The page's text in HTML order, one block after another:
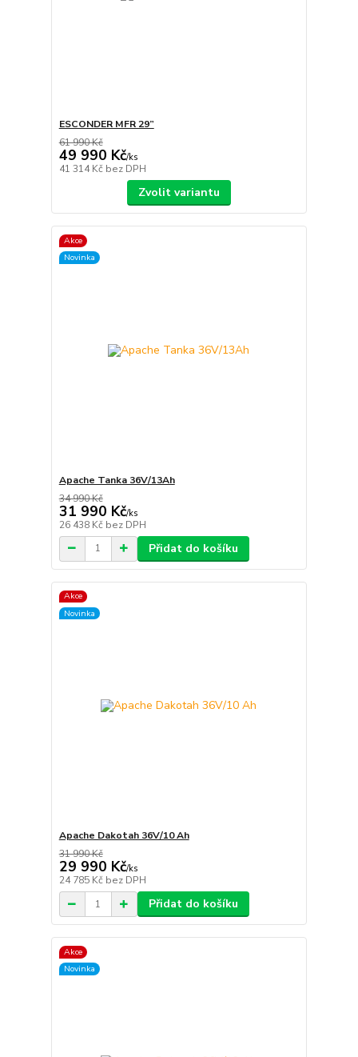
ESCONDER MFR 29”
61 990 Kč
49 990 Kč/ks
41 314 Kč bez DPH
Zvolit variantu
Akce
Novinka
Apache Tanka 36V/13Ah
34 990 Kč
31 990 Kč/ks
26 438 Kč bez DPH
Přidat do košíku
Akce
Novinka
Apache Dakotah 36V/10 Ah
31 990 Kč
29 990 Kč/ks
24 785 Kč bez DPH
Přidat do košíku
Akce
Novinka